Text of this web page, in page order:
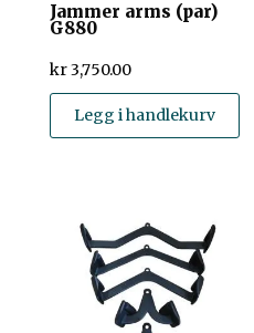
Jammer arms (par)
G880
kr3,750.00
Legg i handlekurv